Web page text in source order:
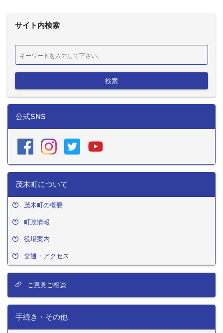
サイト内検索
検索
公式SNS
茂木町について
茂木町の概要
町政情報
役場案内
交通・アクセス
ご意見ご相談
手続き・その他